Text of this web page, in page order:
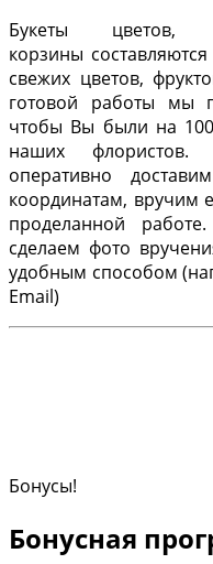
Букеты цветов,
корзины
свежих цветов,
готовой работы мы
чтобы Вы были на
наших флористов.
оперативно
координатам, вручим
проделанной
сделаем фото
удобным способом
Email)
Бонусы!
Бонусная